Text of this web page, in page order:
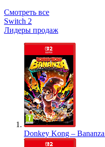
Смотреть все
Switch 2
Лидеры продаж
Donkey Kong –